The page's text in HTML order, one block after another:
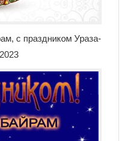
с праздником Ураза-